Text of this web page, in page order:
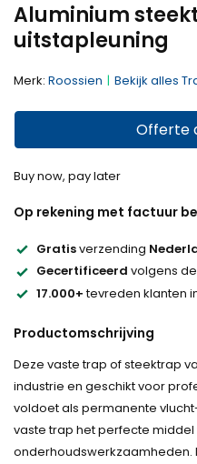
Aluminium
uitstapleuning
Merk: Roossien Bekijk alles
Offerte
Buy now, pay later
Op rekening met factuur
Gratisverzending
Gecertificeerd volgens
17.000+tevreden klanten
Productomschrijving
Deze vaste trap of steektrap
industrie en geschikt voor
voldoet als permanente
vaste trap het perfecte
onderhoudswerkzaamheden.